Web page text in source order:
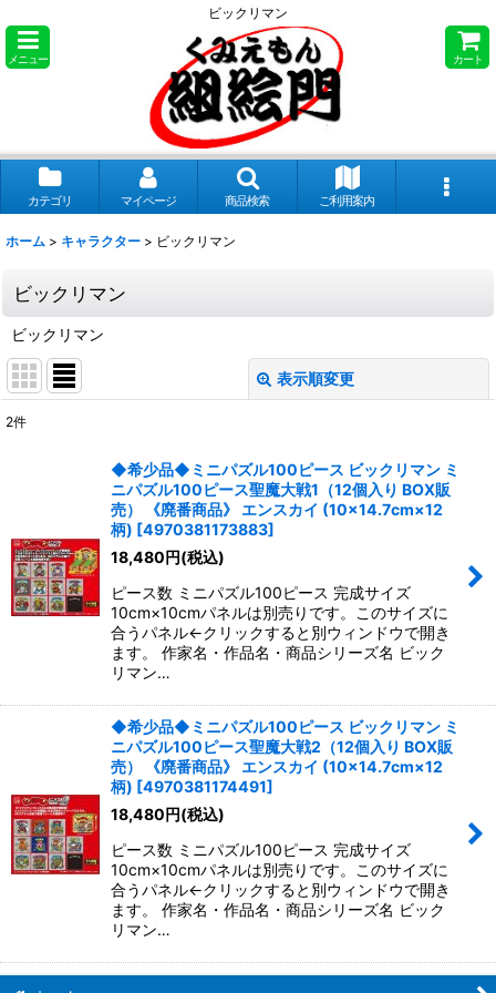
ビックリマン
メニュー カート
カテゴリ マイページ 商品検索 ご利用案内
ホーム > キャラクター > ビックリマン
ビックリマン
ビックリマン
表示順変更
絞り込む
2件
◆希少品◆ミニパズル100ピース ビックリマン ミ
ニパズル100ピース聖魔大戦1（12個入り BOX販
売） 《廃番商品》 エンスカイ (10×14.7cm×12
柄) [4970381173883]
18,480円(税込)
ピース数 ミニパズル100ピース 完成サイズ
10cm×10cmパネルは別売りです。このサイズに
合うパネル←クリックすると別ウィンドウで開き
ます。 作家名・作品名・商品シリーズ名 ビック
リマン…
◆希少品◆ミニパズル100ピース ビックリマン ミ
ニパズル100ピース聖魔大戦2（12個入り BOX販
売） 《廃番商品》 エンスカイ (10×14.7cm×12
柄) [4970381174491]
18,480円(税込)
ピース数 ミニパズル100ピース 完成サイズ
10cm×10cmパネルは別売りです。このサイズに
合うパネル←クリックすると別ウィンドウで開き
ます。 作家名・作品名・商品シリーズ名 ビック
リマン…